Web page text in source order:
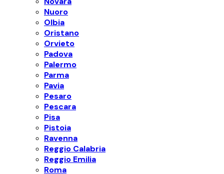
Nuoro
Olbia
Oristano
Orvieto
Padova
Palermo
Parma
Pavia
Pesaro
Pescara
Pisa
Pistoia
Ravenna
Reggio Calabria
Reggio Emilia
Roma